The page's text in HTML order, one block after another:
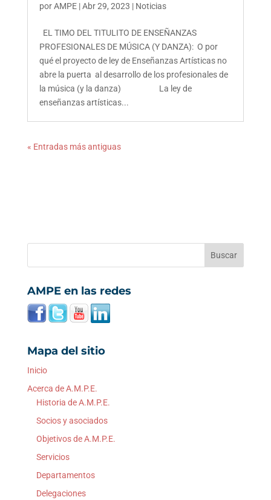
porAMPE|Abr 29, 2023 | Noticias
EL TIMO DEL TITULITO DE ENSEÑANZAS
PROFESIONALES DE MÚSICA (Y DANZA): O por
qué el proyecto de ley de Enseñanzas Artísticas no
abre la puerta al desarrollo de los profesionales de
la música (y la danza) La ley de
enseñanzas artísticas...
« Entradas más antiguas
AMPE en las redes
Mapa del sitio
Inicio
Acerca de A.M.P.E.
Historia de A.M.P.E.
Socios y asociados
Objetivos de A.M.P.E.
Servicios
Departamentos
Delegaciones